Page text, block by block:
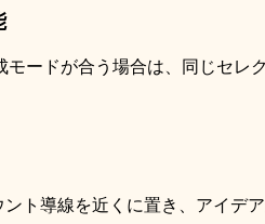
モードが合う場合は、同じセレ
ト導線を近くに置き、アイデ